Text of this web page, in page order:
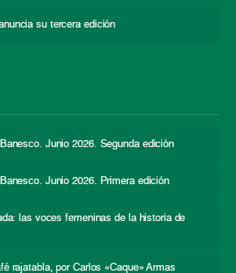
su tercera edición
Junio 2026. Segunda edición
Junio 2026. Primera edición
las voces femeninas de la historia de
rajatabla, por Carlos «Caque» Armas